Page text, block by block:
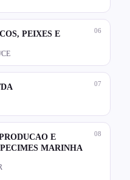
06
PEIXES E
07
08
E
MARINHA